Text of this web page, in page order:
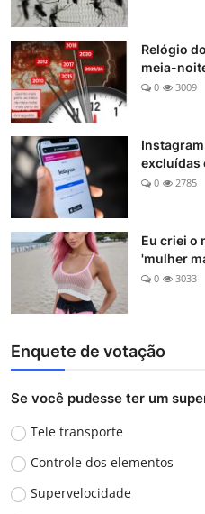
Relógio
meia-
0 3009
excluídas
0 2785
Eu criei o
'mulher
0 3033
Enquete de votação
Se você pudesse ter um
Tele transporte
Controle dos elementos
Supervelocidade